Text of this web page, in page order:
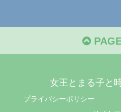
女王とまる子と
プライバシーポリシー